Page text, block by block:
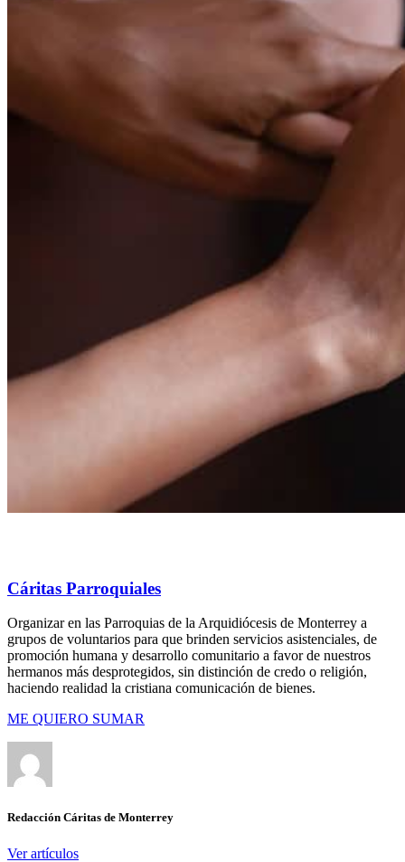
Cáritas Parroquiales
Organizar en las Parroquias de la Arquidiócesis de Monterrey a
grupos de voluntarios para que brinden servicios asistenciales, de
promoción humana y desarrollo comunitario a favor de nuestros
hermanos más desprotegidos, sin distinción de credo o religión,
haciendo realidad la cristiana comunicación de bienes.
ME QUIERO SUMAR
Redacción Cáritas de Monterrey
Ver artículos